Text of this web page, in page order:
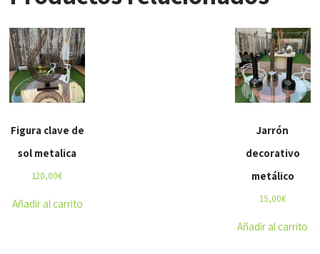
Figura clave de
sol metalica
120,00€
Añadir al carrito
Jarrón
decorativo
metálico
15,00€
Añadir al carrito